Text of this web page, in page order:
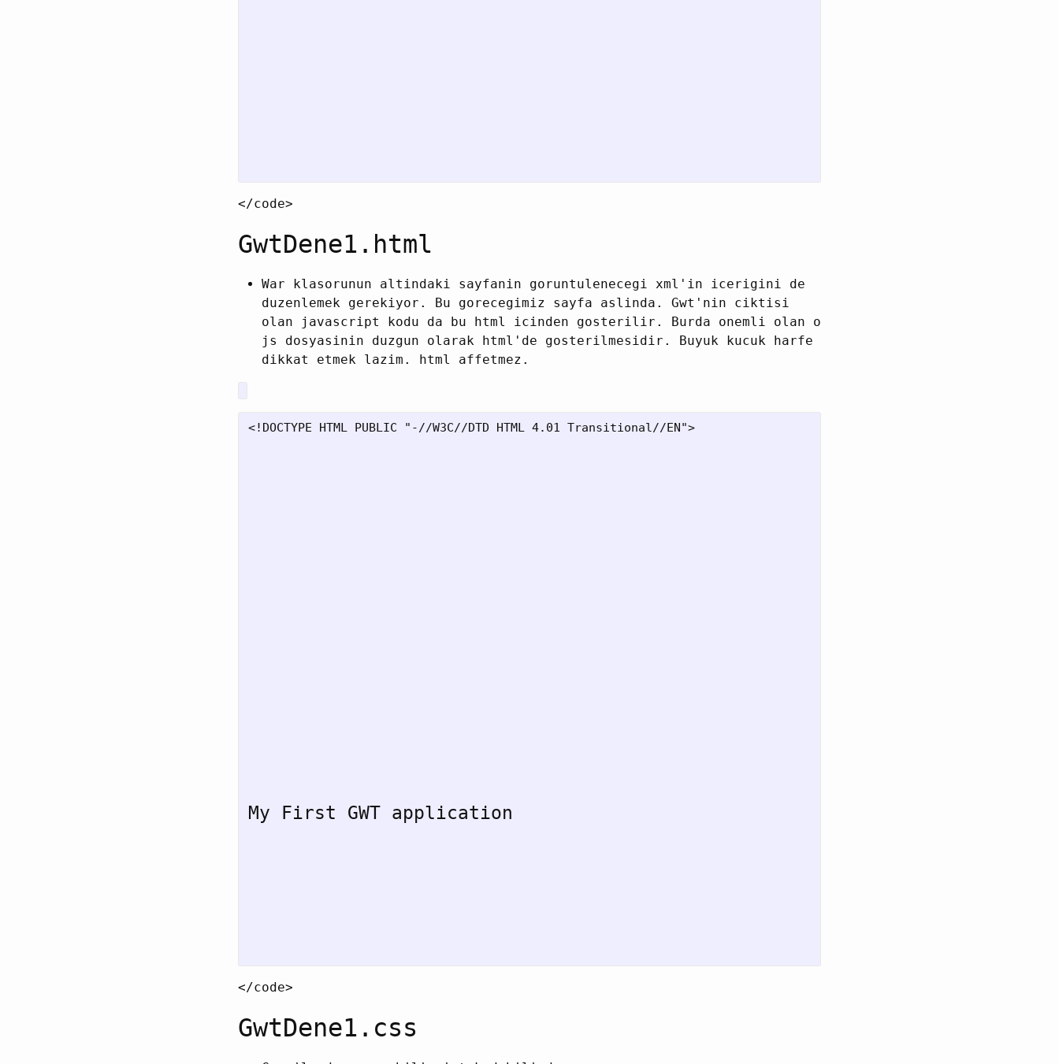
</code>
GwtDene1.html
War klasorunun altindaki sayfanin goruntulenecegi xml'in icerigini de
duzenlemek gerekiyor. Bu gorecegimiz sayfa aslinda. Gwt'nin ciktisi
olan javascript kodu da bu html icinden gosterilir. Burda onemli olan o
js dosyasinin duzgun olarak html'de gosterilmesidir. Buyuk kucuk harfe
dikkat etmek lazim. html affetmez.
<!DOCTYPE HTML PUBLIC "-//W3C//DTD HTML 4.01 Transitional//EN">
My First GWT application
</code>
GwtDene1.css